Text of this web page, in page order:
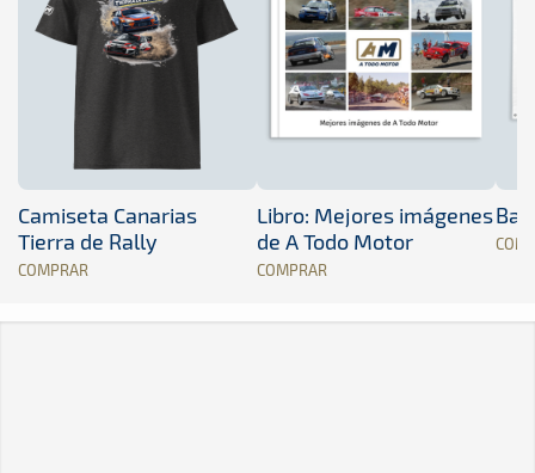
Camiseta Canarias
Tierra de Rally
COMPRAR
Libro: Mejores imágenes
de A Todo Motor
COMPRAR